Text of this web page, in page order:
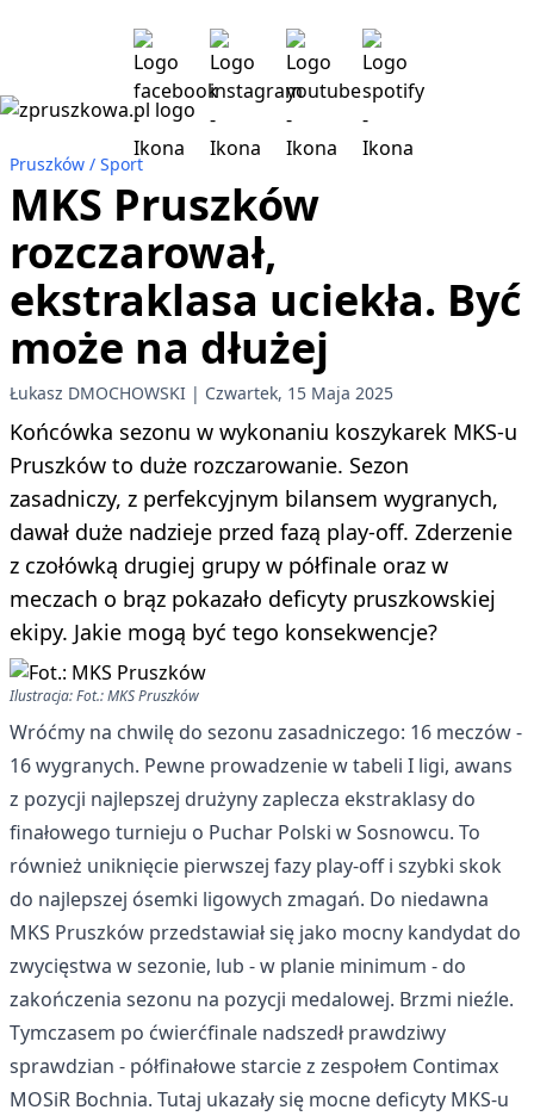
Pruszków Sport
MKS Pruszków
rozczarował,
ekstraklasa uciekła. Być
może na dłużej
Łukasz DMOCHOWSKI Czwartek, 15 Maja 2025
Końcówka sezonu w wykonaniu koszykarek MKS-u
Pruszków to duże rozczarowanie. Sezon
zasadniczy, z perfekcyjnym bilansem wygranych,
dawał duże nadzieje przed fazą play-off. Zderzenie
z czołówką drugiej grupy w półfinale oraz w
meczach o brąz pokazało deficyty pruszkowskiej
ekipy. Jakie mogą być tego konsekwencje?
Ilustracja: Fot.: MKS Pruszków
Wróćmy na chwilę do sezonu zasadniczego: 16 meczów -
16 wygranych. Pewne prowadzenie w tabeli I ligi, awans
z pozycji najlepszej drużyny zaplecza ekstraklasy do
finałowego turnieju o Puchar Polski w Sosnowcu. To
również uniknięcie pierwszej fazy play-off i szybki skok
do najlepszej ósemki ligowych zmagań. Do niedawna
MKS Pruszków przedstawiał się jako mocny kandydat do
zwycięstwa w sezonie, lub - w planie minimum - do
zakończenia sezonu na pozycji medalowej. Brzmi nieźle.
Tymczasem po ćwierćfinale nadszedł prawdziwy
sprawdzian - półfinałowe starcie z zespołem Contimax
MOSiR Bochnia. Tutaj ukazały się mocne deficyty MKS-u